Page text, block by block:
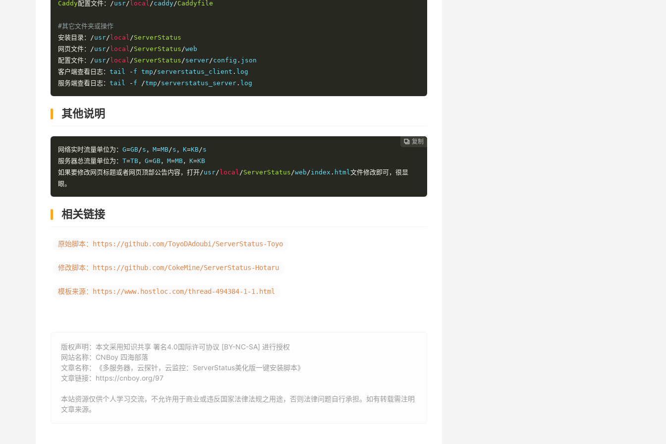
Caddy配置文件：/usr/ local/caddy/Caddyfile
#其它文件夹或操作
安装目录：/usr/ local/ServerStatus
网页文件：/usr/ local/ServerStatus/
配置文件：/usr/ local/ServerStatus/server/config .
客户端查看日志： tail - f tmp/serverstatus_client .
服务端查看日志： tail - f /tmp/serverstatus_server . log
其他说明
 复制
 复制
 复制
网络实时流量单位为： G=GB/s ， M=MB/s ， K=KB/
服务器总流量单位为： T=TB， G=GB， M=MB， K=
如果要修改网页标题或者网页顶部公告内容，打开/usr/ local/ServerStatus/web/index . html文件修改即可，很显
眼。
相关链接
模板来源：https://www.hostloc.com/thread-494384-1-1.html
版权声明：本文采用知识共享 署名4.0国际许可协议 [BY-NC-SA] 进行授权
网站名称： CNBoy 四海部落
文章名称：《多服务器，云探针，云监控：ServerStatus美化版一键安装脚本》
文章链接： https://cnboy.org/97
本站资源仅供个人学习交流，不允许用于商业或违反国家法律法规之用途，否则法律问题自行承担。如有转载需注明
文章来源。